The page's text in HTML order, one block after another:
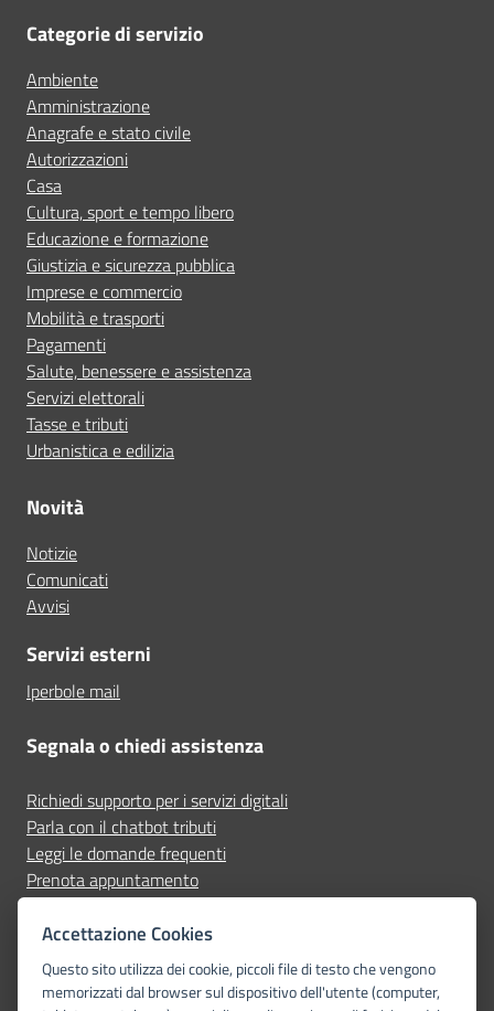
Categorie di servizio
Ambiente
Amministrazione
Anagrafe e stato civile
Autorizzazioni
Casa
Cultura, sport e tempo libero
Educazione e formazione
Giustizia e sicurezza pubblica
Imprese e commercio
Mobilità e trasporti
Pagamenti
Salute, benessere e assistenza
Servizi elettorali
Tasse e tributi
Urbanistica e edilizia
Novità
Notizie
Comunicati
Avvisi
Servizi esterni
Iperbole mail
Segnala o chiedi assistenza
Richiedi supporto per i servizi digitali
Parla con il chatbot tributi
Leggi le domande frequenti
Prenota appuntamento
Segnala disservizio
Seguici su
Accettazione Cookies
Questo sito utilizza dei cookie, piccoli file di testo che vengono
memorizzati dal browser sul dispositivo dell'utente (computer,